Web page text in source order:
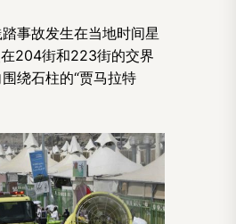
事故发生在当地时间星
204街和223街的交界
绕石柱的“贾马拉特